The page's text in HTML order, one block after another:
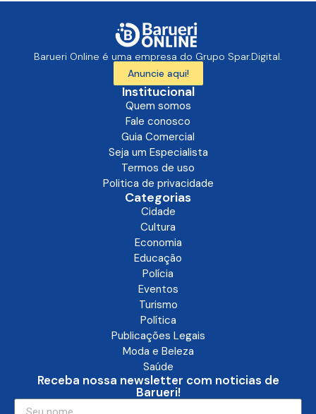
Barueri Online é uma empresa do Grupo Spar.Digital.
Anuncie aqui!
Institucional
Quem somos
Fale conosco
Guia Comercial
Seja um Especialista
Termos de uso
Politica de privacidade
Categorias
Cidade
Cultura
Economia
Educação
Polícia
Eventos
Turismo
Política
Publicações Legais
Moda e Beleza
Saúde
Receba nossa newsletter com noticias de
Barueri!